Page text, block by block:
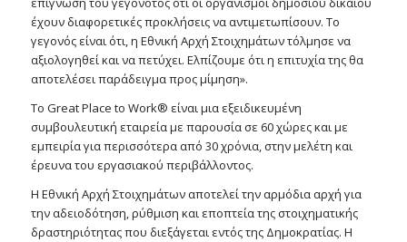
έχουν διαφορετικές προκλήσεις να αντιμετωπίσουν. Το
γεγονός είναι ότι, η Εθνική Αρχή Στοιχημάτων τόλμησε να
αξιολογηθεί και να πετύχει. Ελπίζουμε ότι η επιτυχία της θα
αποτελέσει παράδειγμα προς μίμηση».
Το Great Place to Work® είναι μια εξειδικευμένη
συμβουλευτική εταιρεία με παρουσία σε 60 χώρες και με
εμπειρία για περισσότερα από 30 χρόνια, στην μελέτη και
έρευνα του εργασιακού περιβάλλοντος.
Η Εθνική Αρχή Στοιχημάτων αποτελεί την αρμόδια αρχή για
την αδειοδότηση, ρύθμιση και εποπτεία της στοιχηματικής
δραστηριότητας που διεξάγεται εντός της Δημοκρατίας. Η